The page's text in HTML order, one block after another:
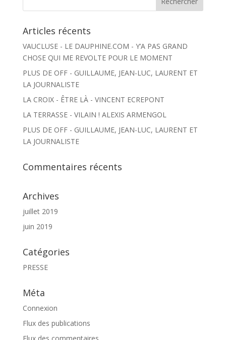
Articles récents
VAUCLUSE - LE DAUPHINE.COM - Y’A PAS GRAND
CHOSE QUI ME REVOLTE POUR LE MOMENT
PLUS DE OFF - GUILLAUME, JEAN-LUC, LAURENT ET
LA JOURNALISTE
LA CROIX - ÊTRE LÀ - VINCENT ECREPONT
LA TERRASSE - VILAIN ! ALEXIS ARMENGOL
PLUS DE OFF - GUILLAUME, JEAN-LUC, LAURENT ET
LA JOURNALISTE
Commentaires récents
Archives
juillet 2019
juin 2019
Catégories
PRESSE
Méta
Connexion
Flux des publications